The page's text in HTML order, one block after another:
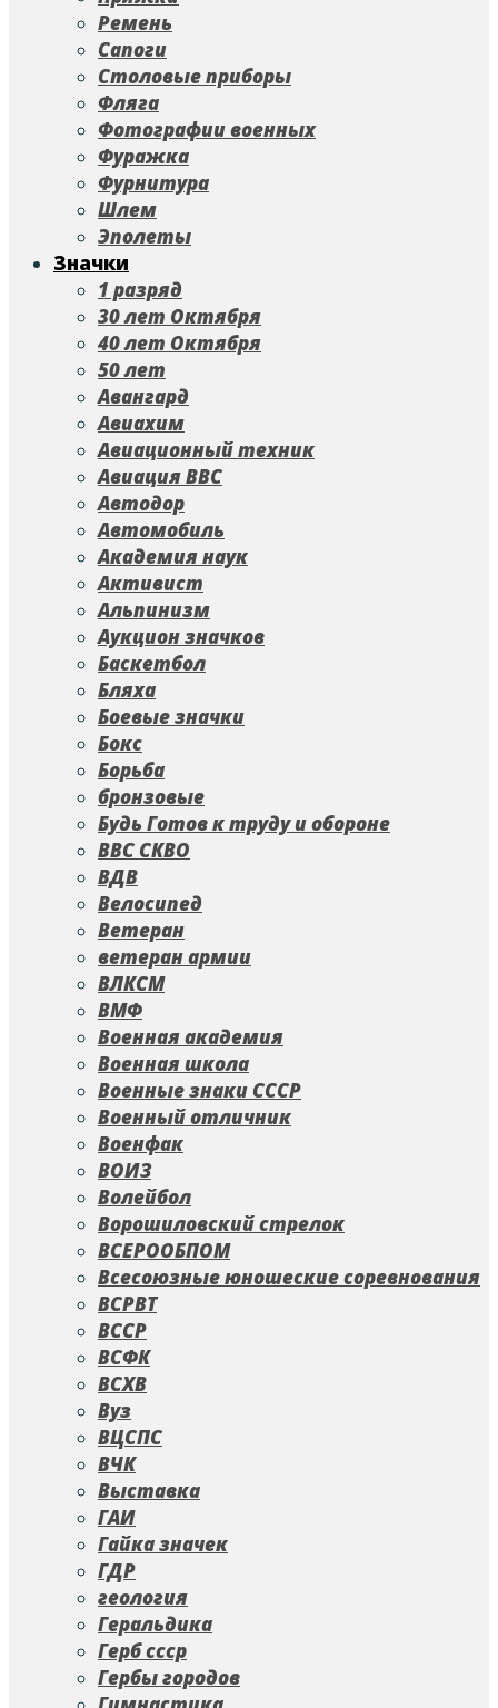
Ремень
Сапоги
Столовые приборы
Фляга
Фотографии военных
Фуражка
Фурнитура
Шлем
Эполеты
Значки
1 разряд
30 лет Октября
40 лет Октября
50 лет
Авангард
Авиахим
Авиационный техник
Авиация ВВС
Автодор
Автомобиль
Академия наук
Активист
Альпинизм
Аукцион значков
Баскетбол
Бляха
Боевые значки
Бокс
Борьба
бронзовые
Будь Готов к труду и обороне
ВВС СКВО
ВДВ
Велосипед
Ветеран
ветеран армии
ВЛКСМ
ВМФ
Военная академия
Военная школа
Военные знаки СССР
Военный отличник
Военфак
ВОИЗ
Волейбол
Ворошиловский стрелок
ВСЕРООБПОМ
Всесоюзные юношеские соревнования
ВСРВТ
ВССР
ВСФК
ВСХВ
Вуз
ВЦСПС
ВЧК
Выставка
ГАИ
Гайка значек
ГДР
геология
Геральдика
Герб ссср
Гербы городов